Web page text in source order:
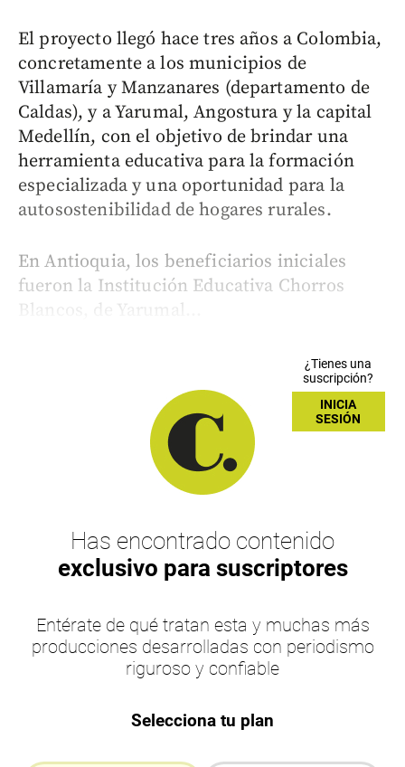
El proyecto llegó hace tres años a Colombia,
concretamente a los municipios de
Villamaría y Manzanares (departamento de
Caldas), y a Yarumal, Angostura y la capital
Medellín, con el objetivo de brindar una
herramienta educativa para la formación
especializada y una oportunidad para la
autosostenibilidad de hogares rurales.
En Antioquia, los beneficiarios iniciales
fueron la Institución Educativa Chorros
Blancos, de Yarumal...
¿Tienes una
suscripción?
INICIA
SESIÓN
Has encontrado contenido
exclusivo para suscriptores
Entérate de qué tratan esta y muchas más
producciones desarrolladas con periodismo
riguroso y confiable
Selecciona tu plan